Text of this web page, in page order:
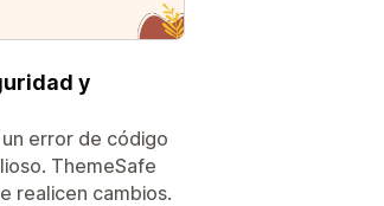
y
error de código
ThemeSafe
realicen cambios.